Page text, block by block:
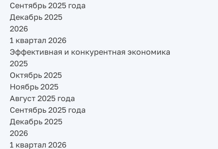
Сентябрь 2025 года
Декабрь 2025
2026
1 квартал 2026
Эффективная и конкурентная экономика
2025
Октябрь 2025
Ноябрь 2025
Август 2025 года
Сентябрь 2025 года
Декабрь 2025
2026
1 квартал 2026